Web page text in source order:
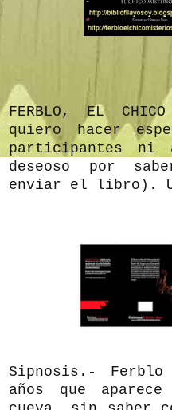
FERBLO, EL
quiero hacer
participantes ni
deseoso por
enviar el libro).
Sipnosis.-
años que